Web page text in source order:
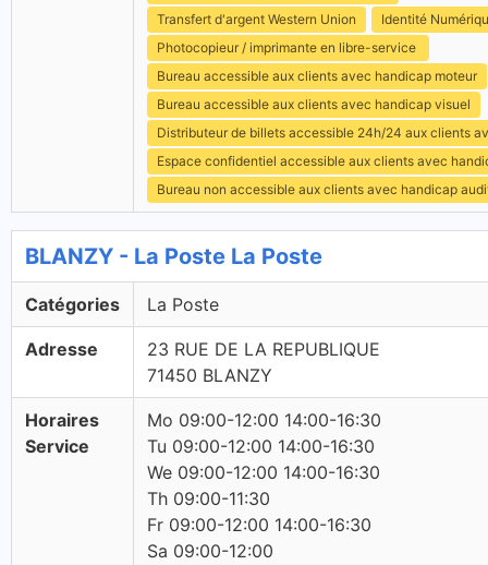
Transfert d'argent Western Union
Identité
Photocopieur / imprimante en libre-service
Bureau accessible aux clients avec handicap moteur
Bureau accessible aux clients avec handicap visuel
Distributeur de billets accessible 24h/24 aux clients
Espace confidentiel accessible aux clients avec
Bureau non accessible aux clients avec handicap
BLANZY - La Poste La Poste
Catégories La Poste
Adresse
23 RUE DE LA REPUBLIQUE
71450 BLANZY
Horaires
Service
Mo 09:00-12:00 14:00-16:30
Tu 09:00-12:00 14:00-16:30
We 09:00-12:00 14:00-16:30
Th 09:00-11:30
Fr 09:00-12:00 14:00-16:30
Sa 09:00-12:00